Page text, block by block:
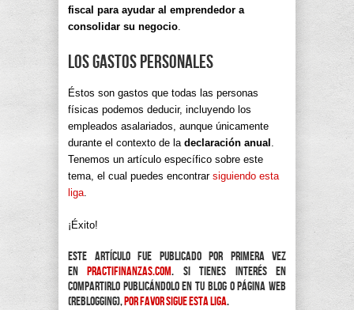
fiscal para ayudar al emprendedor a
consolidar su negocio
Los Gastos Personales
Éstos son gastos que todas las personas
físicas podemos deducir, incluyendo los
empleados asalariados, aunque únicamente
durante el contexto de la declaración anual
Tenemos un artículo específico sobre este
tema, el cual puedes encontrar siguiendo esta
liga
¡Éxito!
Este artículo fue publicado por primera vez
enpractifinanzas.com. Si tienes interés en
compartirlo publicándolo en tu blog o página web
(reblogging),por favor sigue esta liga.